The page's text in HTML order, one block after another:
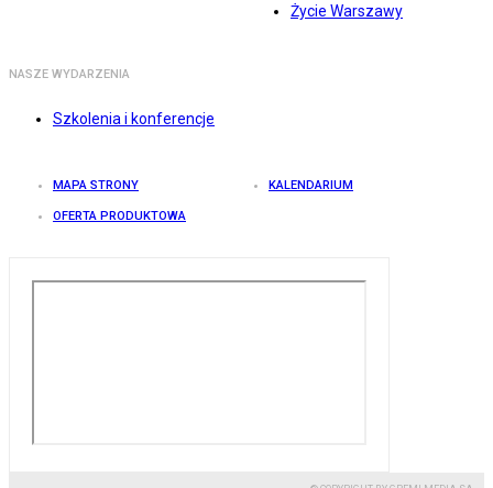
Życie Warszawy
NASZE WYDARZENIA
Szkolenia i konferencje
MAPA STRONY KALENDARIUM
OFERTA PRODUKTOWA